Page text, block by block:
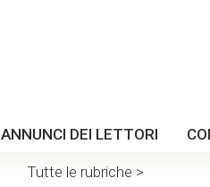
ANNUNCI DEI LETTORI
Tutte le rubriche >